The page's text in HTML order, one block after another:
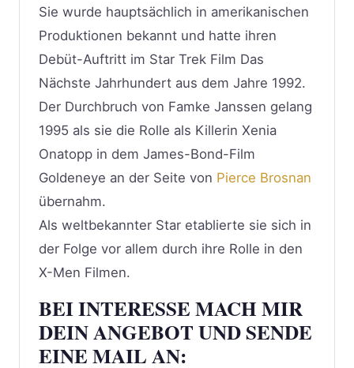
Sie wurde hauptsächlich in amerikanischen
Produktionen bekannt und hatte ihren
Debüt-Auftritt im Star Trek Film Das
Nächste Jahrhundert aus dem Jahre 1992.
Der Durchbruch von Famke Janssen gelang
1995 als sie die Rolle als Killerin Xenia
Onatopp in dem James-Bond-Film
Goldeneye an der Seite von Pierce Brosnan
übernahm.
Als weltbekannter Star etablierte sie sich in
der Folge vor allem durch ihre Rolle in den
X-Men Filmen.
BEI INTERESSE MACH MIR
DEIN ANGEBOT UND SENDE
EINE MAIL AN: